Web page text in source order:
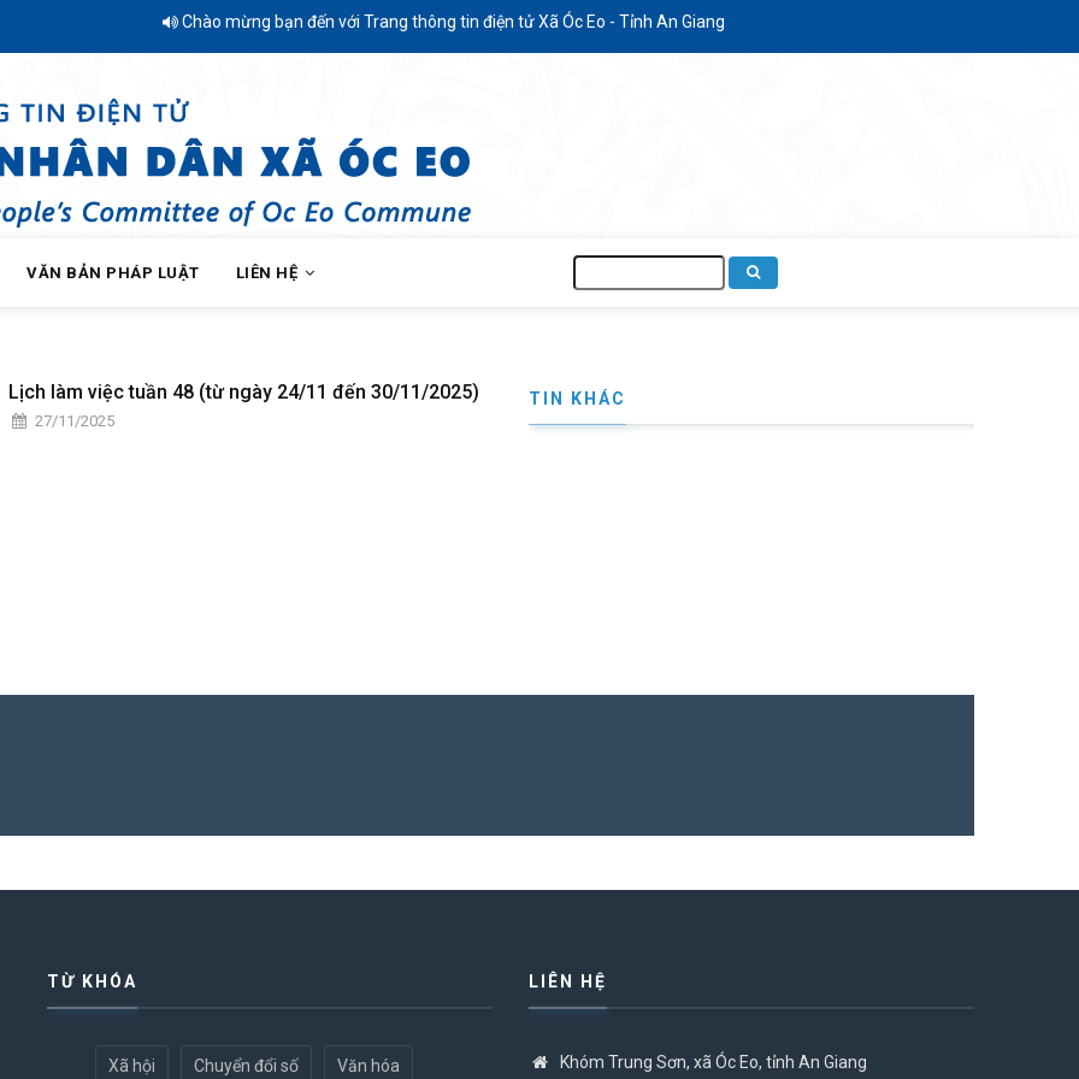
Chào mừng bạn đến với Trang thông tin điện tử Xã Óc Eo - Tỉnh An Giang
VĂN BẢN PHÁP LUẬT LIÊN HỆ
kiếm
Lịch làm việc tuần 48 (từ ngày 24/11 đến 30/11/2025)
27/11/2025
TIN KHÁC
TỪ KHÓA
Xã hội Chuyển đổi số Văn hóa
LIÊN HỆ
Khóm Trung Sơn, xã Óc Eo, tỉnh An Giang